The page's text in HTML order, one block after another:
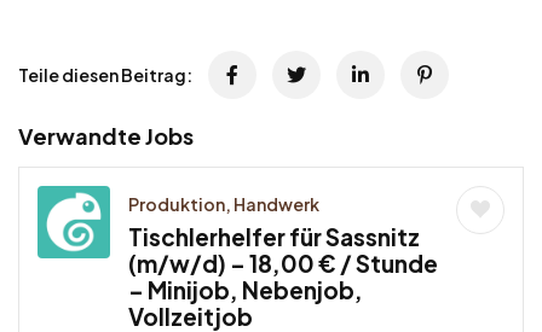
Teile diesen Beitrag:
Verwandte Jobs
Produktion, Handwerk
Tischlerhelfer für Sassnitz
(m/w/d) – 18,00 € / Stunde
– Minijob, Nebenjob,
Vollzeitjob